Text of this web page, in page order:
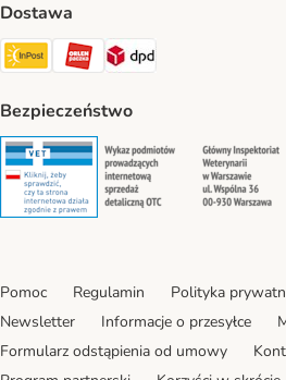
Dostawa
InPost Shipping Method
ORLEN Paczka. Shipping
DPD Shipping
Bezpieczeństwo
Security Security
Pomoc Regulamin Polityka
Newsletter
Informacje o przesyłce
Formularz odstąpienia od umowy